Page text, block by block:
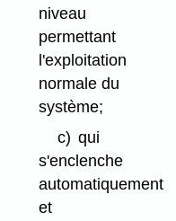
niveau
permettant
l'exploitation
normale du
système;
c) qui
s'enclenche
automatiquement
et